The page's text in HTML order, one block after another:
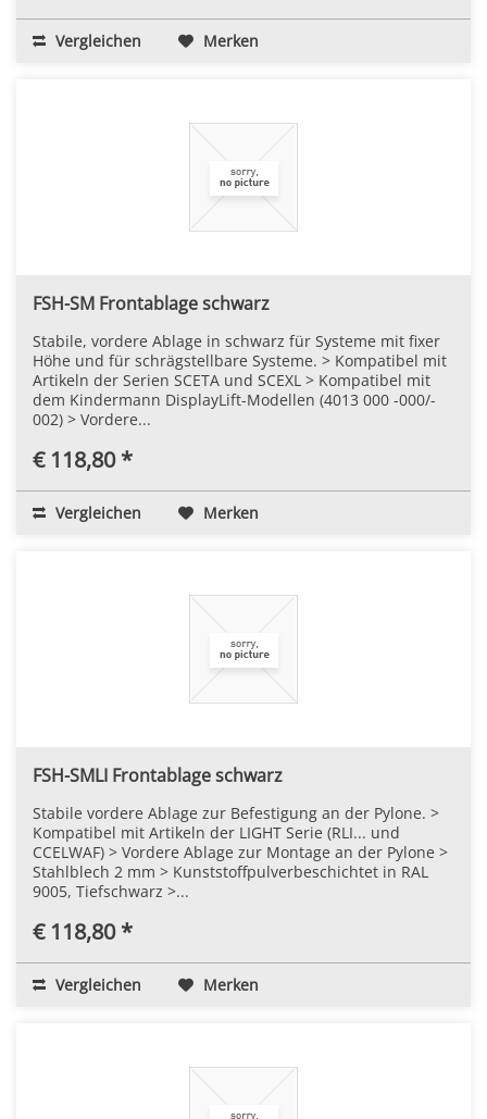
Vergleichen Merken
FSH-SM Frontablage schwarz
Stabile, vordere Ablage in schwarz für Systeme mit fixer
Höhe und für schrägstellbare Systeme. > Kompatibel mit
Artikeln der Serien SCETA und SCEXL > Kompatibel mit
dem Kindermann DisplayLift-Modellen (4013 000 -000/-
002) > Vordere...
€ 118,80 *
Vergleichen Merken
FSH-SMLI Frontablage schwarz
Stabile vordere Ablage zur Befestigung an der Pylone. >
Kompatibel mit Artikeln der LIGHT Serie (RLI... und
CCELWAF) > Vordere Ablage zur Montage an der Pylone >
Stahlblech 2 mm > Kunststoffpulverbeschichtet in RAL
9005, Tiefschwarz >...
€ 118,80 *
Vergleichen Merken